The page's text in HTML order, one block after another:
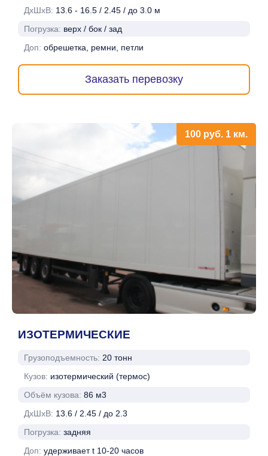
ДхШхВ: 13.6 - 16.5 / 2.45 / до 3.0 м
Погрузка: верх / бок / зад
Доп: обрешетка, ремни, петли
Заказать перевозку
ИЗОТЕРМИЧЕСКИЕ
Грузоподъемность: 20 тонн
Кузов: изотермический (термос)
Объём кузова: 86 м3
ДхШхВ: 13.6 / 2.45 / до 2.3
Погрузка: задняя
Доп: удерживает t 10-20 часов
100 руб. 1 км.